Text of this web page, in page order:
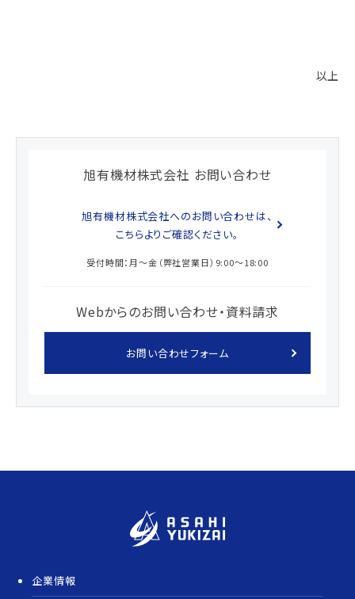
以上
旭有機材株式会社 お問い合わせ
旭有機材株式会社へのお問い合わせは、
こちらよりご確認ください。
受付時間：月～金（弊社営業日）9:00～18:00
Webからのお問い合わせ・資料請求
お問い合わせフォーム
企業情報